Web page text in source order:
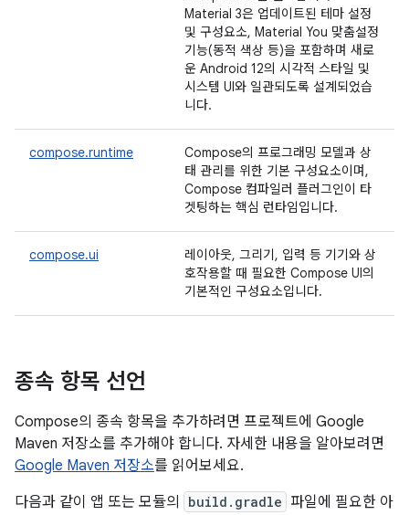
Material 3은 업데이트된 테마 설정
및 구성요소, Material You 맞춤설정
기능(동적 색상 등)을 포함하며 새로
운 Android 12의 시각적 스타일 및
시스템 UI와 일관되도록 설계되었습
니다.
compose.runtime
Compose의 프로그래밍 모델과 상
태 관리를 위한 기본 구성요소이며,
Compose 컴파일러 플러그인이 타
겟팅하는 핵심 런타임입니다.
compose.ui
레이아웃, 그리기, 입력 등 기기와 상
호작용할 때 필요한 Compose UI의
기본적인 구성요소입니다.
종속 항목 선언
Compose의 종속 항목을 추가하려면 프로젝트에 Google
Maven 저장소를 추가해야 합니다. 자세한 내용을 알아보려면
Google Maven 저장소를 읽어보세요.
다음과 같이 앱 또는 모듈의
build.gradle 파일에 필요한 아